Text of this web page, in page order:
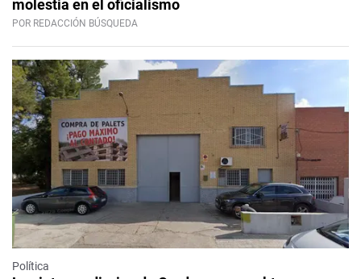
molestia en el oficialismo
POR REDACCIÓN BÚSQUEDA
Política